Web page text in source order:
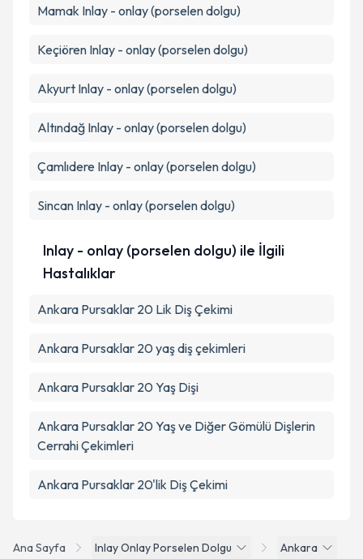
Ana Sayfa Inlay Onlay Porselen Dolgu
Ankara
Mamak Inlay - onlay (porselen dolgu)
Keçiören Inlay - onlay (porselen dolgu)
Akyurt Inlay - onlay (porselen dolgu)
Altındağ Inlay - onlay (porselen dolgu)
Çamlıdere Inlay - onlay (porselen dolgu)
Sincan Inlay - onlay (porselen dolgu)
Inlay - onlay (porselen dolgu) ile İlgili
Hastalıklar
Ankara Pursaklar 20 Lik Diş Çekimi
Ankara Pursaklar 20 yaş diş çekimleri
Ankara Pursaklar 20 Yaş Dişi
Ankara Pursaklar 20 Yaş ve Diğer Gömülü Dişlerin
Cerrahi Çekimleri
Ankara Pursaklar 20'lik Diş Çekimi